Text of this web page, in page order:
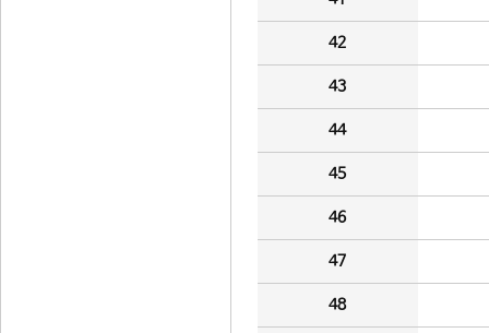
42
43
44
45
46
47
48